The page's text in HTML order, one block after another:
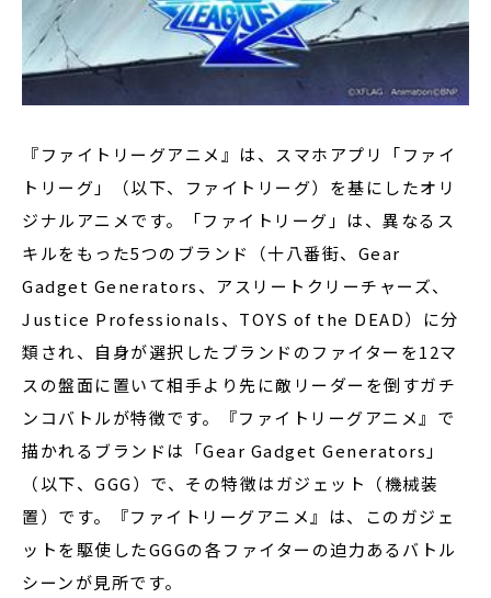
『ファイトリーグアニメ』は、スマホアプリ「ファイ
トリーグ」（以下、ファイトリーグ）を基にしたオリ
ジナルアニメです。「ファイトリーグ」は、異なるス
キルをもった5つのブランド（十八番街、Gear
Gadget Generators、アスリートクリーチャーズ、
Justice Professionals、TOYS of the DEAD）に分
類され、自身が選択したブランドのファイターを12マ
スの盤面に置いて相手より先に敵リーダーを倒すガチ
ンコバトルが特徴です。『ファイトリーグアニメ』で
描かれるブランドは「Gear Gadget Generators」
（以下、GGG）で、その特徴はガジェット（機械装
置）です。『ファイトリーグアニメ』は、このガジェ
ットを駆使したGGGの各ファイターの迫力あるバトル
シーンが見所です。